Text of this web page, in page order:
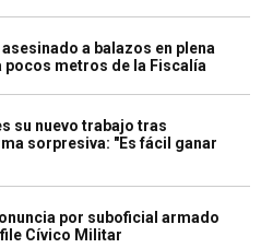
a balazos en plena
pocos metros de la Fiscalía
su nuevo trabajo tras
sorpresiva: "Es fácil ganar
por suboficial armado
Cívico Militar